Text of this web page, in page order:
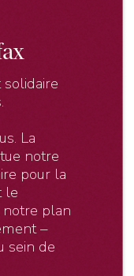
La
notre
pour la
le
notre plan
–
sein de